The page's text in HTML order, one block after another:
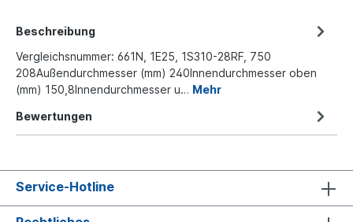
Beschreibung
Vergleichsnummer: 661N, 1E25, 1S310-28RF, 750
208Außendurchmesser (mm) 240Innendurchmesser oben
(mm) 150,8Innendurchmesser u… Mehr
Bewertungen
Service-Hotline